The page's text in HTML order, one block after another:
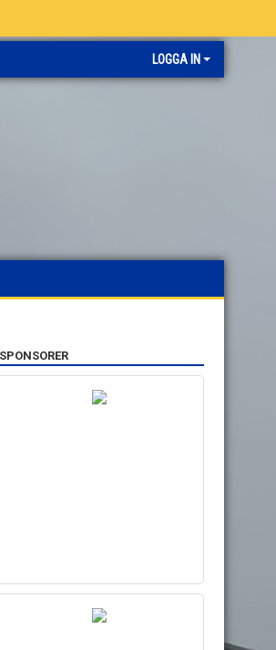
LOGGA IN
SPONSORER